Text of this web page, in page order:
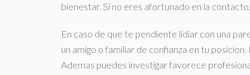
bienestar. Si no eres afortunado en la
En caso de que te pendiente lidiar con una
un amigo o familiar de confianza en tu
Ademas puedes investigar favorece